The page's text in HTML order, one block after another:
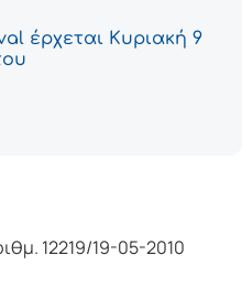
έρχεται Κυριακή 9
12219/19-05-2010